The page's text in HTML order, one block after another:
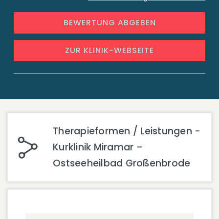
BEWERTUNG ABGEBEN
ZUR KLINIK-WEBSEITE
Therapieformen / Leistungen -
Kurklinik Miramar –
Ostseeheilbad Großenbrode